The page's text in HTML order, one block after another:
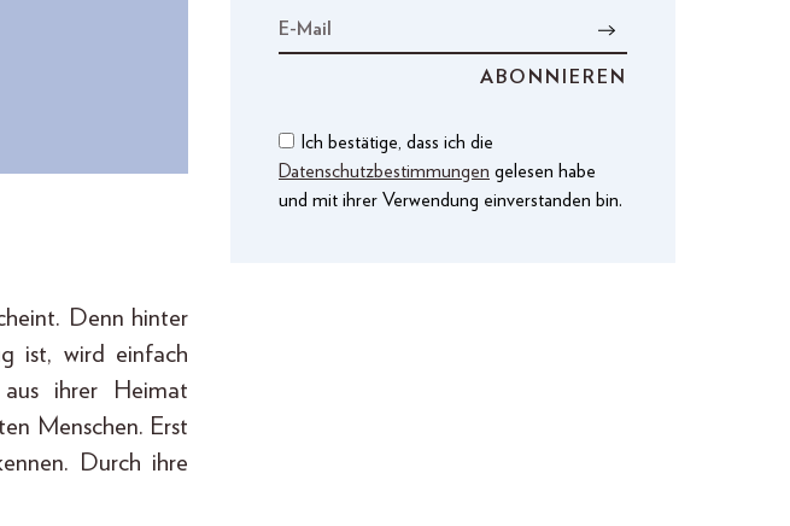
Denn hinter
ist, wird einfach
ihrer Heimat
Menschen. Erst
Durch ihre
Ich bestätige, dass ich die
Datenschutzbestimmungen gelesen habe
und mit ihrer Verwendung einverstanden bin.